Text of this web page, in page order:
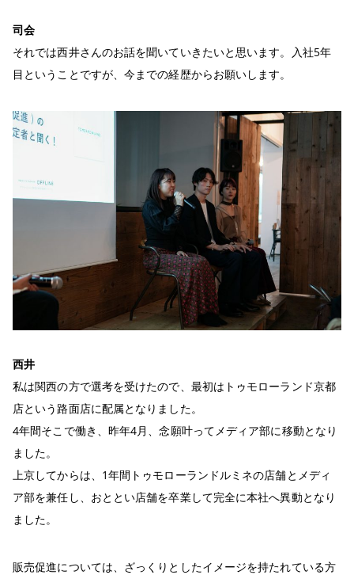
司会
それでは西井さんのお話を聞いていきたいと思います。入社5年
目ということですが、今までの経歴からお願いします。
西井
私は関西の方で選考を受けたので、最初はトゥモローランド京都
店という路面店に配属となりました。
4年間そこで働き、昨年4月、念願叶ってメディア部に移動となり
ました。
上京してからは、1年間トゥモローランドルミネの店舗とメディ
ア部を兼任し、おととい店舗を卒業して完全に本社へ異動となり
ました。
販売促進については、ざっくりとしたイメージを持たれている方